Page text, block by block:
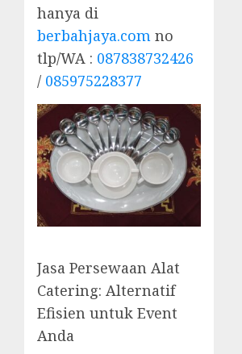
hanya di
berbahjaya.com no
tlp/WA : 087838732426
/ 085975228377
Jasa Persewaan Alat
Catering: Alternatif
Efisien untuk Event
Anda